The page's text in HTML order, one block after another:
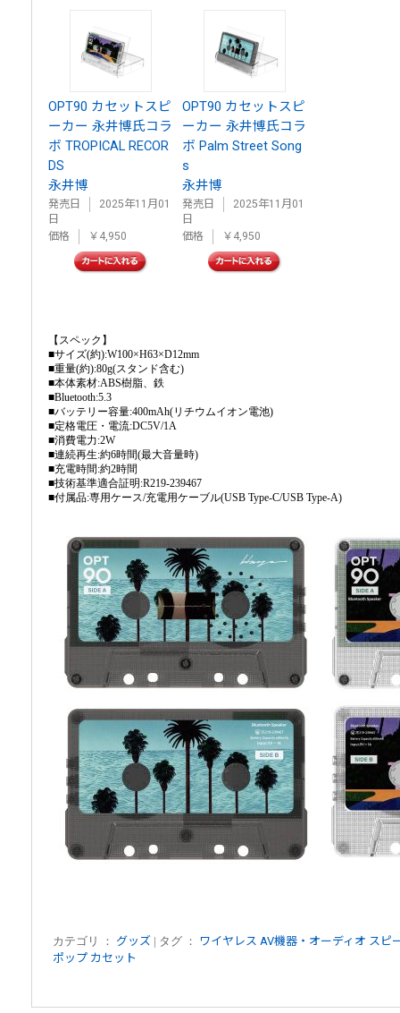
OPT90 カセットスピ
ーカー 永井博氏コラ
ボ TROPICAL RECOR
DS
永井博
発売日
2025年11月01
日
価格
￥4,950
OPT90 カセットスピ
ーカー 永井博氏コラ
ボ Palm Street Song
s
永井博
発売日
2025年11月01
日
価格
￥4,950
【スペック】
■サイズ(約):W100×H63×D12mm
■重量(約):80g(スタンド含む)
■本体素材:ABS樹脂、鉄
■Bluetooth:5.3
■バッテリー容量:400mAh(リチウムイオン電池)
■定格電圧・電流:DC5V/1A
■消費電力:2W
■連続再生:約6時間(最大音量時)
■充電時間:約2時間
■技術基準適合証明:R219-239467
■付属品:専用ケース/充電用ケーブル(USB Type-C/USB Type-A)
カテゴリ ： グッズ | タグ ： ワイヤレス AV機器・オーディオ スピ
ポップ カセット